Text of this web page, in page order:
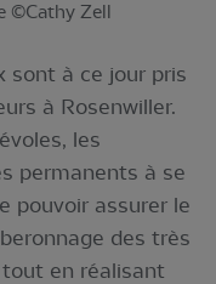
©Cathy Zell
sont à ce jour pris
à Rosenwiller.
les
permanents à se
pouvoir assurer le
des très
en réalisant